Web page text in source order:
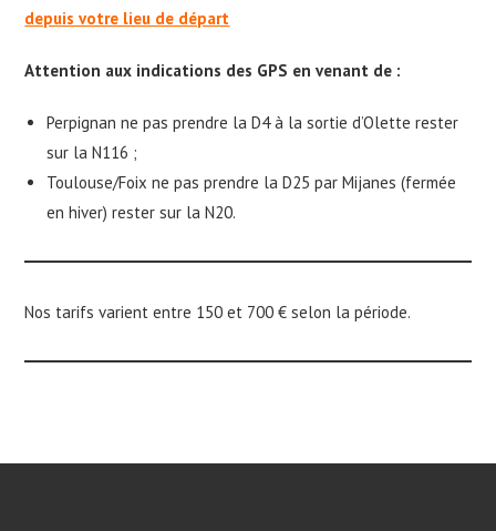
depuis votre lieu de départ
Attention aux indications des GPS en venant de :
Perpignan ne pas prendre la D4 à la sortie d’Olette rester
sur la N116 ;
Toulouse/Foix ne pas prendre la D25 par Mijanes (fermée
en hiver) rester sur la N20.
Nos tarifs varient entre 150 et 700 € selon la période.